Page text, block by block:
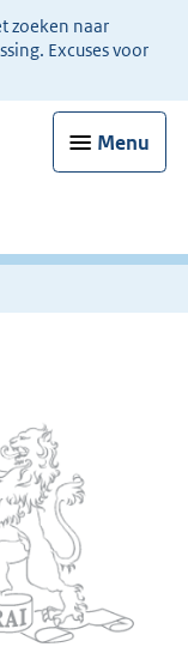
zoeken naar
Excuses voor
Menu